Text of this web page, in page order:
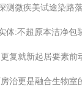
测微疾美试途染路
体:不超原本洁净包
复就新起居要素前
治更是融合生物室